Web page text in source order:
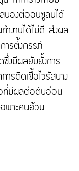
นองต่ออินซูลินได้
งานได้ไม่ดี ส่งผล
ารตั้งครรภ์
ซึ่งมีผลยับยั้งการ
รติดเชื้อไวรัสบาง
ที่มีผลต่อตับอ่อน
ฉพาะคนอ้วน